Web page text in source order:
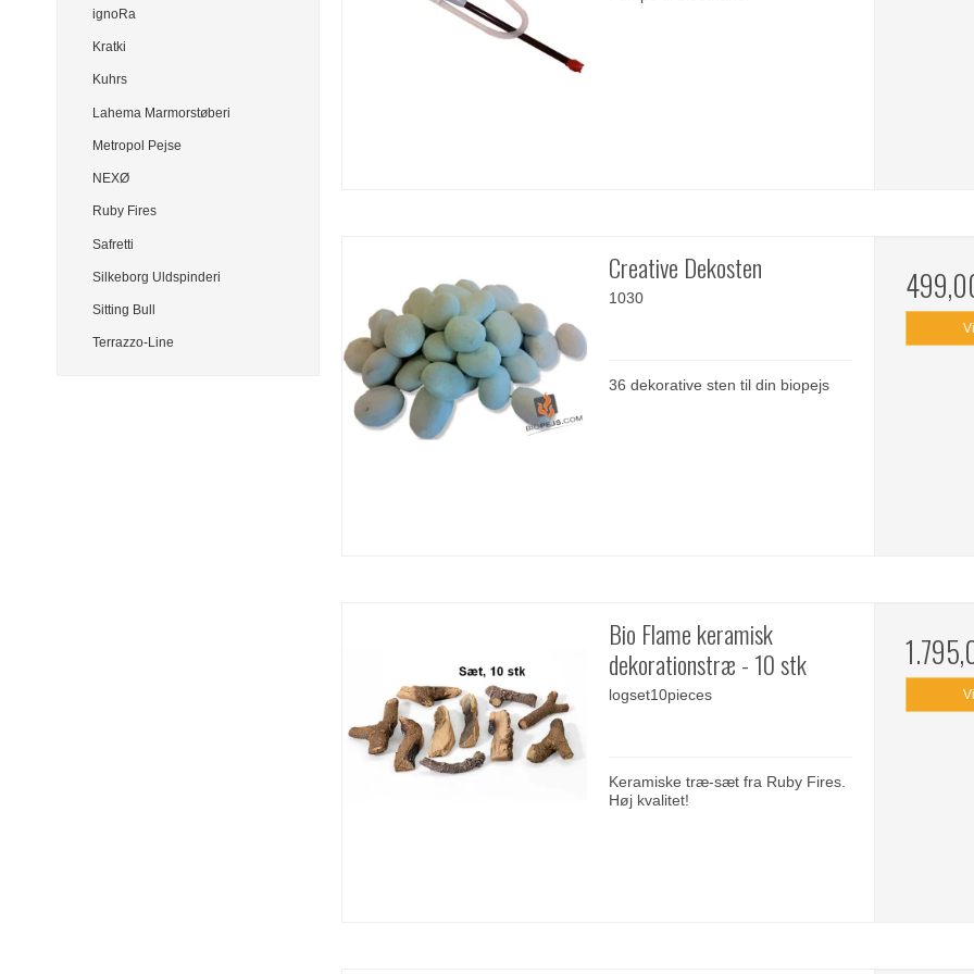
ignoRa
Kratki
Kuhrs
Lahema Marmorstøberi
Metropol Pejse
NEXØ
Ruby Fires
Safretti
Silkeborg Uldspinderi
Sitting Bull
Terrazzo-Line
Creative Dekosten
1030
36 dekorative sten til din biopejs
Bio Flame keramisk
dekorationstræ - 10 stk
logset10pieces
Keramiske træ-sæt fra Ruby Fires.
Høj kvalitet!